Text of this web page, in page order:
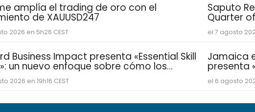
amplía el trading de oro con el
de XAUUSD247
2026 en 5h26 CEST
Saputo
Quarter
el 7 agosto
Business Impact presenta «Essential Skill
un nuevo enfoque sobre cómo los
aprenden y desarrollan las
personales distintivas que
2026 en 19h16 CEST
Jamaica
presenta
el 6 agosto